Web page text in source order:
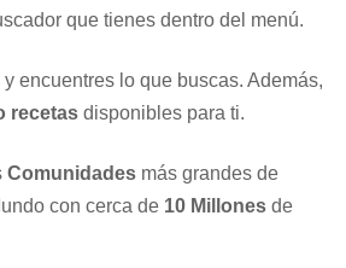
que tienes dentro del menú.
encuentres lo que buscas. Además,
recetas disponibles para ti.
Comunidades más grandes de
con cerca de 10 Millones de